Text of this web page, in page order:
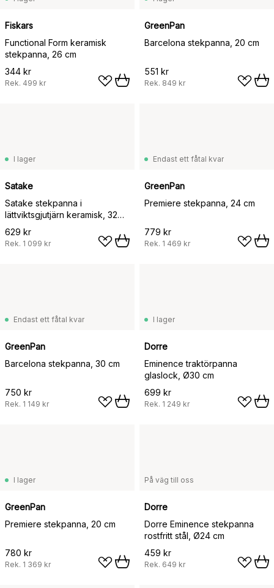
Fiskars
Functional Form keramisk
stekpanna, 26 cm
344 kr
Rek. 499 kr
GreenPan
Barcelona stekpanna, 20 cm
551 kr
Rek. 849 kr
I lager
Satake
Satake stekpanna i
lättviktsgjutjärn keramisk, 32
cm
629 kr
Rek. 1 099 kr
Endast ett fåtal kvar
GreenPan
Premiere stekpanna, 24 cm
779 kr
Rek. 1 469 kr
Endast ett fåtal kvar
GreenPan
Barcelona stekpanna, 30 cm
750 kr
Rek. 1 149 kr
I lager
Dorre
Eminence traktörpanna
glaslock, Ø30 cm
699 kr
Rek. 1 249 kr
I lager
GreenPan
Premiere stekpanna, 20 cm
780 kr
Rek. 1 369 kr
På väg till oss
Dorre
Dorre Eminence stekpanna
rostfritt stål, Ø24 cm
459 kr
Rek. 649 kr